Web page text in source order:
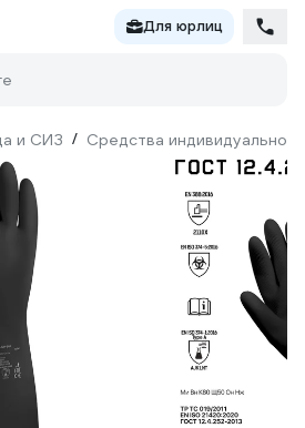
Для юрлиц
и СИЗ / Средства индивидуальной